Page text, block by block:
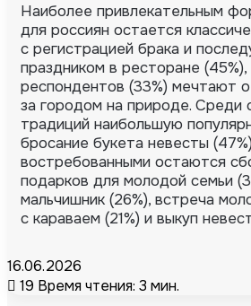
Наиболее привлекательным
для россиян остается
с регистрацией брака и
праздником в ресторане (45%),
респондентов (33%) мечтают
за городом на природе. Среди
традиций наибольшую
бросание букета невесты
востребованными остаются
подарков для молодой семьи
мальчишник (26%), встреча
с караваем (21%) и выкуп
16.06.2026
19 Время чтения: 3 мин.